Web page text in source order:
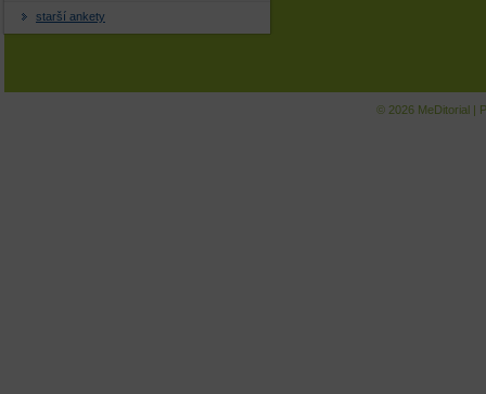
starší ankety
© 2026 MeDitorial |